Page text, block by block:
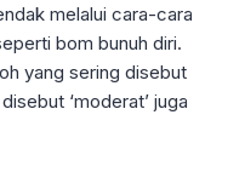
melalui cara-cara
bom bunuh diri.
yang sering disebut
‘moderat’ juga